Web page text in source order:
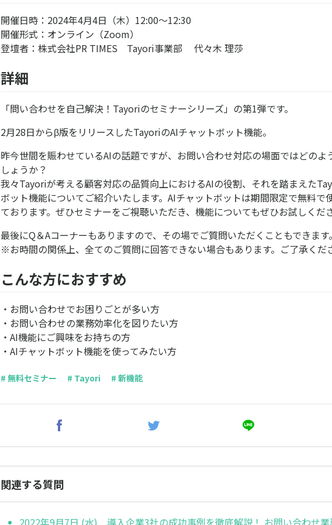
開催日時：2024年4月4日（木）12:00～12:30
開催形式：オンライン（Zoom）
登壇者：株式会社PR TIMES Tayori事業部 代々木 理莎
詳細
「問い合わせを自己解決！Tayoriのセミナーシリーズ」の第1弾です。
2月28日からβ版をリリースしたTayoriのAIチャットボット機能。
昨今世間を賑わせているAIの話題ですが、お問い合わせ対応の場面ではどのよ
しょうか？
我々Tayoriが考える顧客対応の品質向上におけるAIの役割、それを踏まえた
ボット機能についてご紹介いたします。AIチャットボットは期間限定で無料で
ております。ぜひセミナーをご視聴いただき、機能についてもぜひお試しくだ
最後にQ＆Aコーナーもありますので、その場でご質問いただくこともできます。
※お時間の関係上、全てのご質問に回答できない場合もあります。ご了承くだ
こんな方におすすめ
・お問い合わせでお困りごとが多い方
・お問い合わせの業務効率化を図りたい方
・AI機能にご興味をお持ちの方
・AIチャットボット機能を使ってみたい方
# 無料セミナー # Tayori # 新機能
関連する質問
2022年9月7日 (水) 導入企業3社の成功事例を徹底解説！ お問い合わせ業